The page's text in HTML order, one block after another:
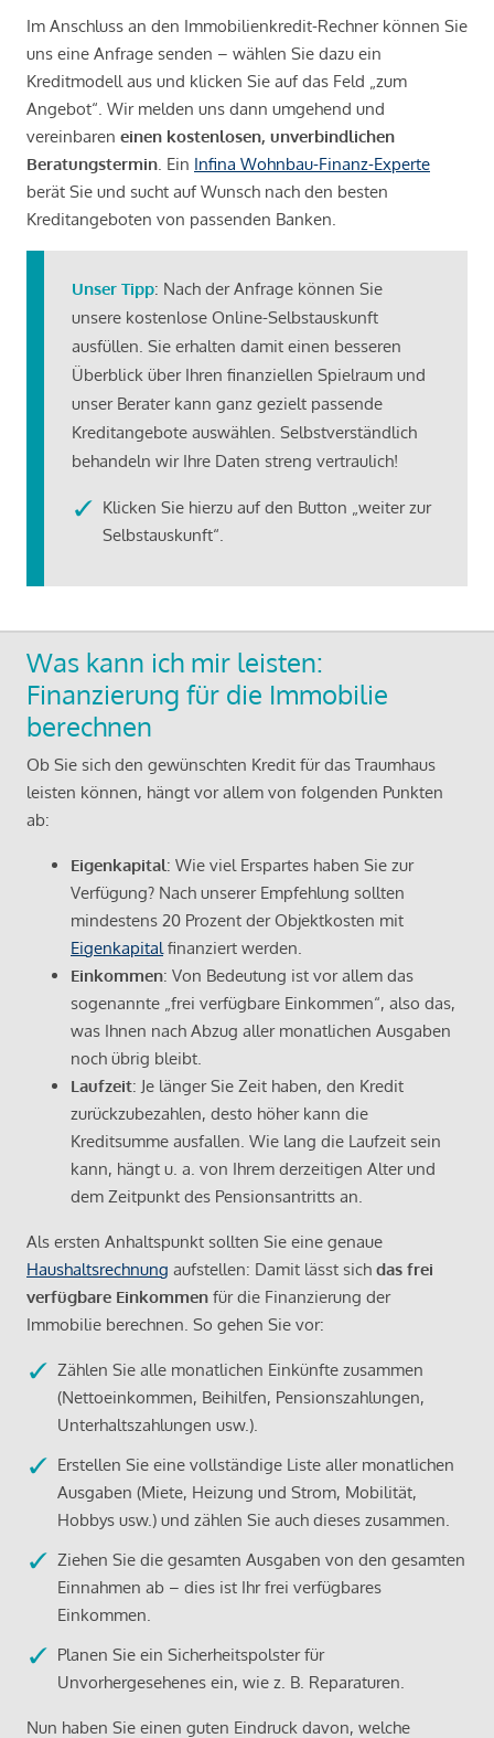
Im Anschluss an den Immobilienkredit-Rechner können Sie
uns eine Anfrage senden – wählen Sie dazu ein
Kreditmodell aus und klicken Sie auf das Feld „zum
Angebot“. Wir melden uns dann umgehend und
vereinbaren einen kostenlosen, unverbindlichen
Beratungstermin . Ein Infina Wohnbau-Finanz-Experte
berät Sie und sucht auf Wunsch nach den besten
Kreditangeboten von passenden Banken.
Unser Tipp: Nach der Anfrage können Sie
unsere kostenlose Online-Selbstauskunft
ausfüllen. Sie erhalten damit einen besseren
Überblick über Ihren finanziellen Spielraum und
unser Berater kann ganz gezielt passende
Kreditangebote auswählen. Selbstverständlich
behandeln wir Ihre Daten streng vertraulich!
Klicken Sie hierzu auf den Button „weiter zur
Selbstauskunft“.
Was kann ich mir leisten:
Finanzierung für die Immobilie
berechnen
Ob Sie sich den gewünschten Kredit für das Traumhaus
leisten können, hängt vor allem von folgenden Punkten
ab:
Eigenkapital: Wie viel Erspartes haben Sie zur
Verfügung? Nach unserer Empfehlung sollten
mindestens 20 Prozent der Objektkosten mit
Eigenkapital finanziert werden.
Einkommen: Von Bedeutung ist vor allem das
sogenannte „frei verfügbare Einkommen“, also das,
was Ihnen nach Abzug aller monatlichen Ausgaben
noch übrig bleibt.
Laufzeit: Je länger Sie Zeit haben, den Kredit
zurückzubezahlen, desto höher kann die
Kreditsumme ausfallen. Wie lang die Laufzeit sein
kann, hängt u. a. von Ihrem derzeitigen Alter und
dem Zeitpunkt des Pensionsantritts an.
Als ersten Anhaltspunkt sollten Sie eine genaue
Haushaltsrechnung aufstellen: Damit lässt sich das frei
verfügbare Einkommen für die Finanzierung der
Immobilie berechnen. So gehen Sie vor:
Zählen Sie alle monatlichen Einkünfte zusammen
(Nettoeinkommen, Beihilfen, Pensionszahlungen,
Unterhaltszahlungen usw.).
Erstellen Sie eine vollständige Liste aller monatlichen
Ausgaben (Miete, Heizung und Strom, Mobilität,
Hobbys usw.) und zählen Sie auch dieses zusammen.
Ziehen Sie die gesamten Ausgaben von den gesamten
Einnahmen ab – dies ist Ihr frei verfügbares
Einkommen.
Planen Sie ein Sicherheitspolster für
Unvorhergesehenes ein, wie z. B. Reparaturen.
Nun haben Sie einen guten Eindruck davon, welche